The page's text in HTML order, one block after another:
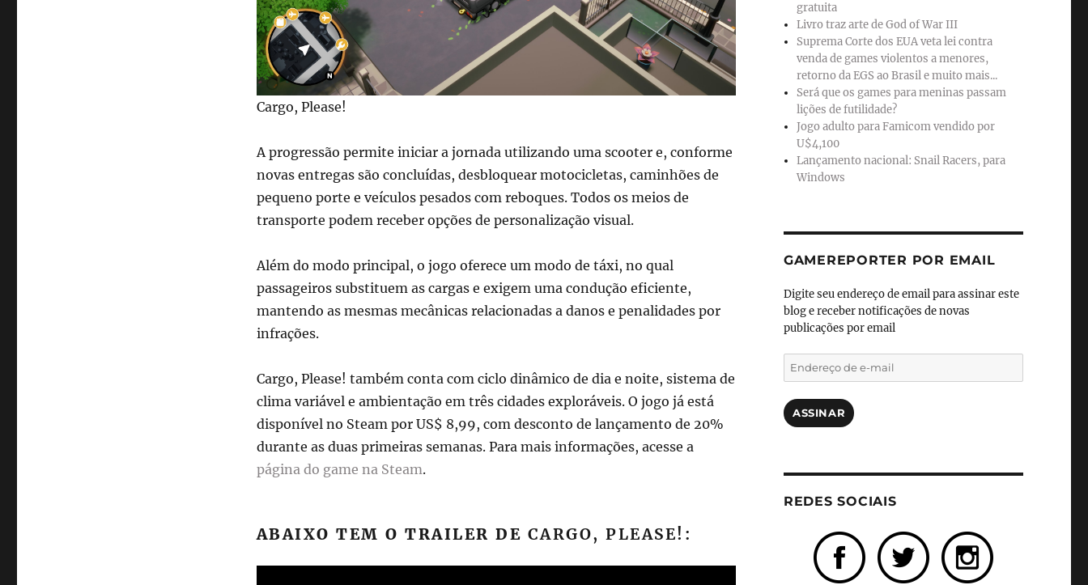
Cargo, Please!
A progressão permite iniciar a jornada utilizando uma scooter e, conforme
novas entregas são concluídas, desbloquear motocicletas, caminhões de
pequeno porte e veículos pesados com reboques. Todos os meios de
transporte podem receber opções de personalização visual.
Além do modo principal, o jogo oferece um modo de táxi, no qual
passageiros substituem as cargas e exigem uma condução eficiente,
mantendo as mesmas mecânicas relacionadas a danos e penalidades por
infrações.
Cargo, Please! também conta com ciclo dinâmico de dia e noite, sistema de
clima variável e ambientação em três cidades exploráveis. O jogo já está
disponível no Steam por US$ 8,99, com desconto de lançamento de 20%
durante as duas primeiras semanas. Para mais informações, acesse a
página do game na Steam.
ABAIXO TEM O TRAILER DE CARGO, PLEASE!:
gratuita
Livro traz arte de God of War III
Suprema Corte dos EUA veta lei contra
venda de games violentos a menores,
retorno da EGS ao Brasil e muito mais...
Será que os games para meninas passam
lições de futilidade?
Jogo adulto para Famicom vendido por
U$4,100
Lançamento nacional: Snail Racers, para
Windows
GAMEREPORTER POR EMAIL
Digite seu endereço de email para assinar este
blog e receber notificações de novas
publicações por email
Endereço
de
e-
mail
ASSINAR
REDES SOCIAIS